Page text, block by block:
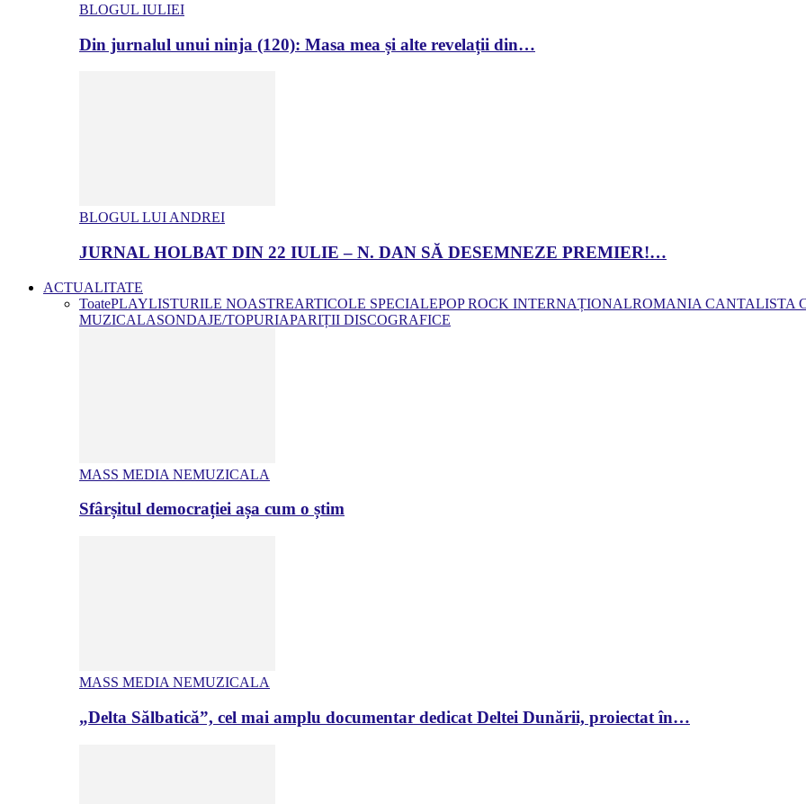
BLOGUL IULIEI
Din jurnalul unui ninja (120): Masa mea și alte revelații din…
BLOGUL LUI ANDREI
JURNAL HOLBAT DIN 22 IULIE – N. DAN SĂ DESEMNEZE PREMIER!…
ACTUALITATE
ToatePLAYLISTURILE NOASTREARTICOLE SPECIALEPOP ROCK INTERNAȚIONALROMANIA CANTALISTA
MUZICALASONDAJE/TOPURIAPARIȚII DISCOGRAFICE
MASS MEDIA NEMUZICALA
Sfârșitul democrației așa cum o știm
MASS MEDIA NEMUZICALA
„Delta Sălbatică”, cel mai amplu documentar dedicat Deltei Dunării, proiectat în…